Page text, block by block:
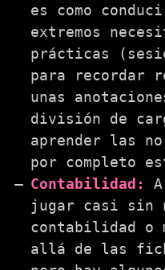
es como
extremos
prácticas
para recordar
unas
división de
aprender las
por completo
Contabilidad:
jugar casi sin
contabilidad o
allá de las